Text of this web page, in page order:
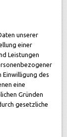
unserer
einer
Leistungen
Einwilligung des
eine
Gründen
gesetzliche